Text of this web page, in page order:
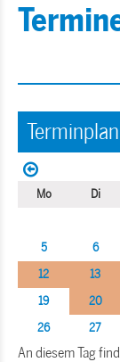
Mo Di
5
6
12
13
19
20
26
27
An diesem Tag